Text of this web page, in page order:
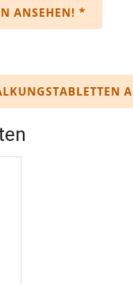
ANSEHEN! *